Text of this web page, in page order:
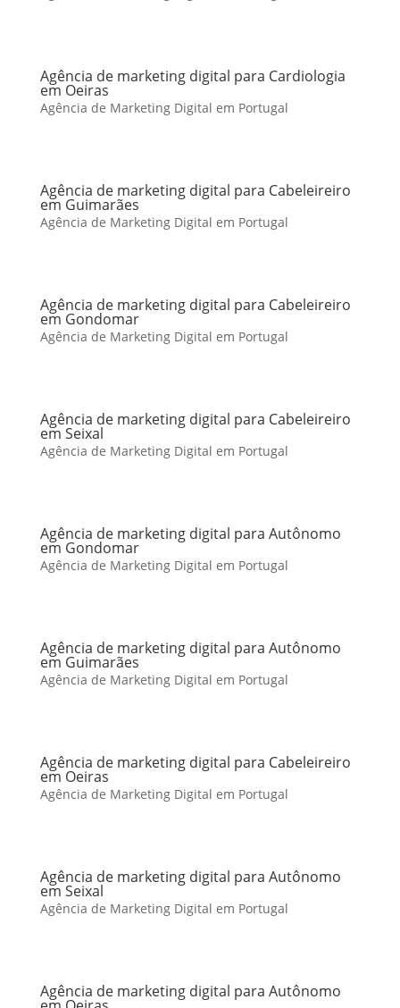
Agência de marketing digital para Cardiologia
em Oeiras
Agência de Marketing Digital em Portugal
Agência de marketing digital para Cabeleireiro
em Guimarães
Agência de Marketing Digital em Portugal
Agência de marketing digital para Cabeleireiro
em Gondomar
Agência de Marketing Digital em Portugal
Agência de marketing digital para Cabeleireiro
em Seixal
Agência de Marketing Digital em Portugal
Agência de marketing digital para Autônomo
em Gondomar
Agência de Marketing Digital em Portugal
Agência de marketing digital para Autônomo
em Guimarães
Agência de Marketing Digital em Portugal
Agência de marketing digital para Cabeleireiro
em Oeiras
Agência de Marketing Digital em Portugal
Agência de marketing digital para Autônomo
em Seixal
Agência de Marketing Digital em Portugal
Agência de marketing digital para Autônomo